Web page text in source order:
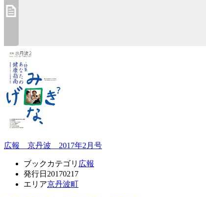
広報 京丹波 2017年2月号
ブックカテゴリ 広報
発行日 20170217
エリア京丹波町